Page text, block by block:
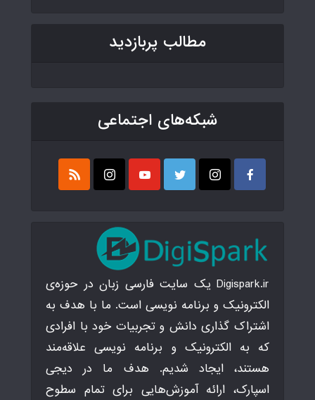
مطالب پربازدید
شبکه‌های اجتماعی
Digispark.ir یک سایت فارسی زبان در حوزه‌ی
الکترونیک و برنامه نویسی است. ما با هدف به
اشتراک گذاری دانش و تجربیات خود با افرادی
که به الکترونیک و برنامه نویسی علاقه‌مند
هستند، ایجاد شدیم. هدف ما در دیجی
اسپارک، ارائه آموزش‌هایی برای تمام سطوح